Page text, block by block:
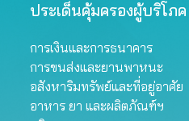
ประเด็นคุ้มครองผู้บริโภค
การเงินและการธนาคาร
การขนส่งและยานพาหนะ
อสังหาริมทรัพย์และที่อยู่อาศัย
อาหาร ยา และผลิตภัณฑ์ฯ